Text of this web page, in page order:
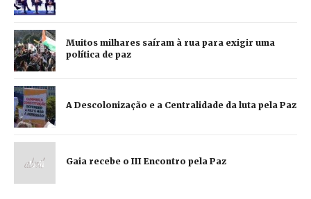
Muitos milhares saíram à rua para exigir uma
política de paz
A Descolonização e a Centralidade da luta pela Paz
Gaia recebe o III Encontro pela Paz